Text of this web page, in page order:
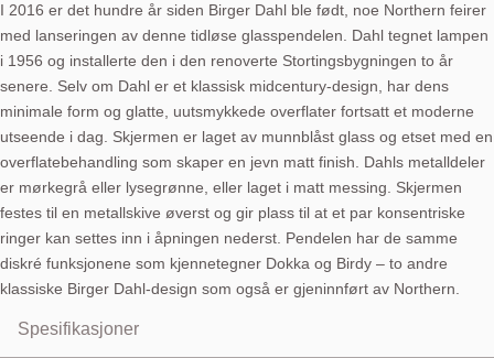
I 2016 er det hundre år siden Birger Dahl ble født, noe Northern feirer
med lanseringen av denne tidløse glasspendelen. Dahl tegnet lampen
i 1956 og installerte den i den renoverte Stortingsbygningen to år
senere. Selv om Dahl er et klassisk midcentury-design, har dens
minimale form og glatte, uutsmykkede overflater fortsatt et moderne
utseende i dag. Skjermen er laget av munnblåst glass og etset med en
overflatebehandling som skaper en jevn matt finish. Dahls metalldeler
er mørkegrå eller lysegrønne, eller laget i matt messing. Skjermen
festes til en metallskive øverst og gir plass til at et par konsentriske
ringer kan settes inn i åpningen nederst. Pendelen har de samme
diskré funksjonene som kjennetegner Dokka og Birdy – to andre
klassiske Birger Dahl-design som også er gjeninnført av Northern.
Spesifikasjoner